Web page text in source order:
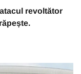
revoltător